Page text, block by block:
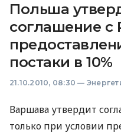
Польша
соглашение с
постаки в 10%
21.10.2010, 08:30 —
Варшава утвердит
только при условии